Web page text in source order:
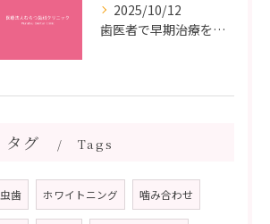
2025/10/12
歯医者で早期治療を受けるメリットと虫歯悪化を防ぐ最短ステップ
タグ Tags
虫歯 ホワイトニング 噛み合わせ